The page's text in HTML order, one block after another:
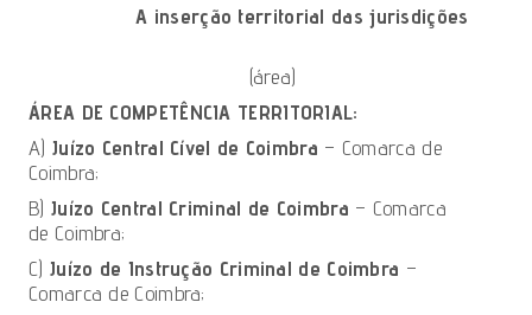
A inserção territorial das jurisdições
(área)
ÁREA DE COMPETÊNCIA TERRITORIAL:
A) Juízo Central Cível de Coimbra – Comarca de
Coimbra;
B) Juízo Central Criminal de Coimbra – Comarca
de Coimbra;
C) Juízo de Instrução Criminal de Coimbra –
Comarca de Coimbra;